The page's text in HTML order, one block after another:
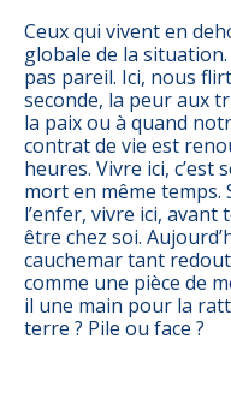
Ceux qui vivent en
globale de la situation.
pas pareil. Ici, nous
seconde, la peur aux
la paix ou à quand
contrat de vie est
heures. Vivre ici,
mort en même temps.
l’enfer, vivre ici, avant
être chez soi.
cauchemar tant
comme une pièce de
il une main pour la
terre ? Pile ou face ?